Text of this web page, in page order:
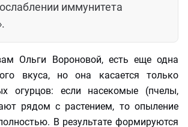
иммунитета
Ольги Вороновой, есть еще одна
вкуса, но она касается только
огурцов: если насекомые (пчелы,
рядом с растением, то опыление
В результате формируются